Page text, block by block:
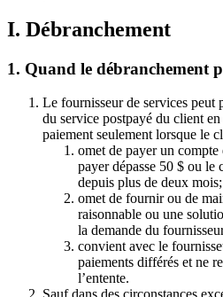
I. Débranchement
1. Quand le débranchement
Le fournisseur de services peut
du service postpayé du client
paiement seulement lorsque le
omet de payer un
payer dépasse 50 $ ou le
depuis plus de deux mois;
omet de fournir ou de
raisonnable ou une
la demande du
convient avec le
paiements différés et ne
l’entente.